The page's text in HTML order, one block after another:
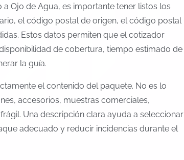
Ojo de Agua, es importante tener listos los
el código postal de origen, el código postal
Estos datos permiten que el cotizador
de cobertura, tiempo estimado de
la guía.
el contenido del paquete. No es lo
accesorios, muestras comerciales,
Una descripción clara ayuda a seleccionar
adecuado y reducir incidencias durante el